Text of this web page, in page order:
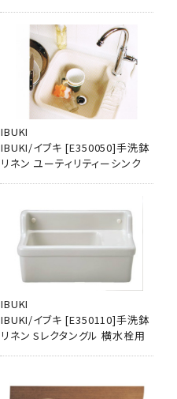
IBUKI
IBUKI/イブキ [E350050]手洗鉢
リネン ユーティリティーシンク
IBUKI
IBUKI/イブキ [E350110]手洗鉢
リネン Sレクタングル 横水栓用